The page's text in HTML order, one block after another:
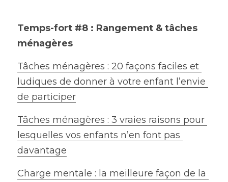
Temps-fort #8 : Rangement & tâches
ménagères
Tâches ménagères : 20 façons faciles et
ludiques de donner à votre enfant l’envie
de participer
Tâches ménagères : 3 vraies raisons pour
lesquelles vos enfants n’en font pas
davantage
Charge mentale : la meilleure façon de la